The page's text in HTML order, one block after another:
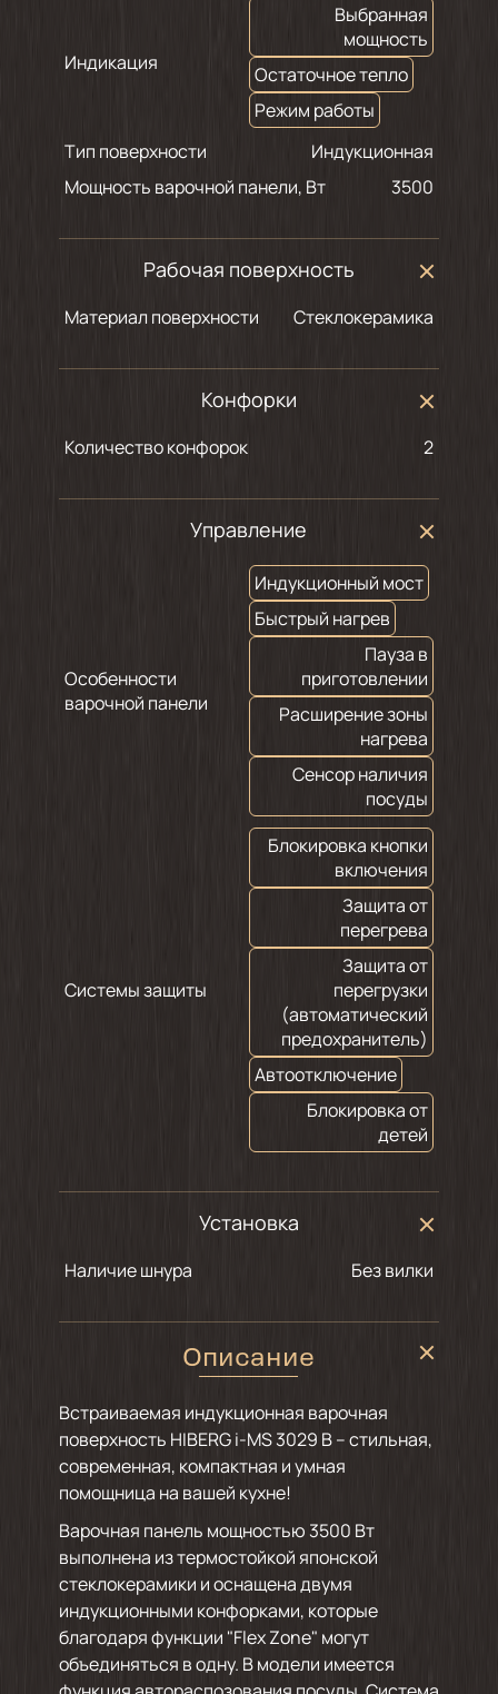
Индикация
Выбранная
мощность
Остаточное тепло
Режим работы
Тип поверхности
Индукционная
Мощность варочной панели, Вт
3500
Рабочая поверхность
Материал поверхности Стеклокерамика
Конфорки
Количество конфорок 2
Управление
Особенности
варочной панели
Индукционный мост
Быстрый нагрев
Пауза в
приготовлении
Расширение зоны
нагрева
Сенсор наличия
посуды
Системы защиты
Блокировка кнопки
включения
Защита от
перегрева
Защита от
перегрузки
(автоматический
предохранитель)
Автоотключение
Блокировка от
детей
Установка
Наличие шнура Без вилки
Описание
Встраиваемая индукционная варочная
поверхность HIBERG i-MS 3029 B – стильная,
современная, компактная и умная
помощница на вашей кухне!
Варочная панель мощностью 3500 Вт
выполнена из термостойкой японской
стеклокерамики и оснащена двумя
индукционными конфорками, которые
благодаря функции "Flex Zone" могут
объединяться в одну. В модели имеется